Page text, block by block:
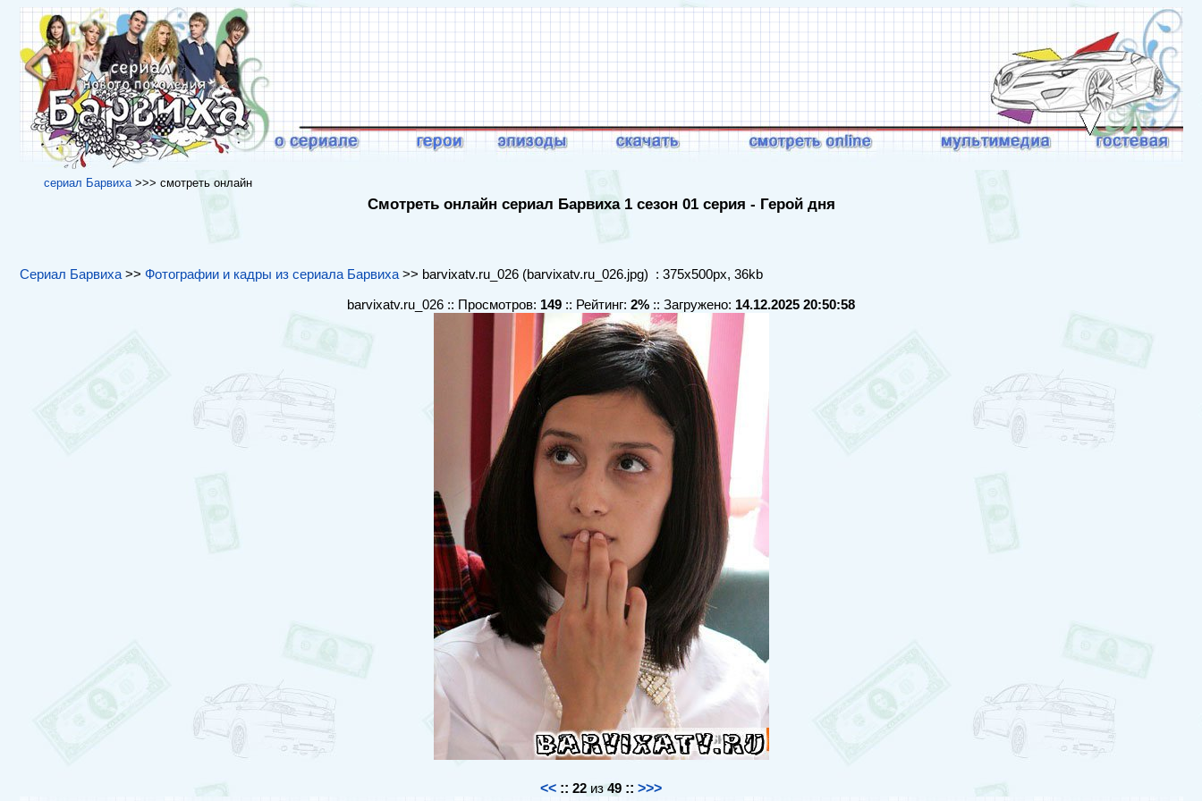
cериал Барвиха>>> cмотреть онлайн
Смотреть онлайн сериал Барвиха 1 сезон 01 серия - Герой дня
Сериал Барвиха>> Фотографии и кадры из сериала Барвиха>> barvixatv.ru_026 (barvixatv.ru_026.jpg) : 375x500px, 36kb
barvixatv.ru_026 :: Просмотров: 149 :: Рейтинг: 2% :: Загружено: 14.12.2025 20:50:58
<< :: 22 из 49 :: >>>